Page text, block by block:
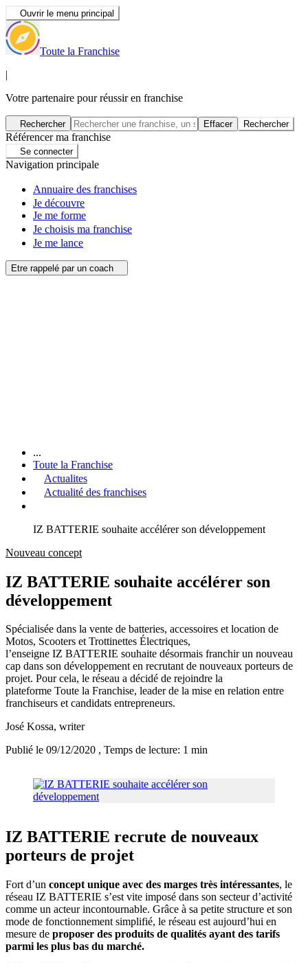
Ouvrir le menu principal
Toute la Franchise
|
Votre partenaire pour réussir en franchise
Rechercher Effacer Rechercher
Référencer ma franchise
Se connecter
Navigation principale
Annuaire des franchises
Je découvre
Je me forme
Je choisis ma franchise
Je me lance
Etre rappelé par un coach
...
Toute la Franchise
Actualites
Actualité des franchises
IZ BATTERIE souhaite accélérer son développement
Nouveau concept
IZ BATTERIE souhaite accélérer son
développement
Spécialisée dans la vente de batteries, accessoires et location de
Motos, Scooters et Trottinettes Électriques,
l’enseigne IZ BATTERIE souhaite désormais franchir un nouveau
cap dans son développement en recrutant de nouveaux porteurs de
projet. Pour cela, le réseau a décidé de rejoindre la
plateforme Toute la Franchise, leader de la mise en relation entre
franchiseurs et candidats entrepreneurs.
José Kossa, writer
Publié le 09/12/2020 , Temps de lecture: 1 min
IZ BATTERIE recrute de nouveaux
porteurs de projet
Fort d’un concept unique avec des marges très intéressantes, le
réseau IZ BATTERIE s’est vite imposé dans son secteur d’activité
comme un acteur incontournable. Grâce à sa petite structure et son
mode de fonctionnement simplifié, le réseau est aujourd’hui en
mesure de proposer des produits de qualités ayant des tarifs
parmi les plus bas du marché.